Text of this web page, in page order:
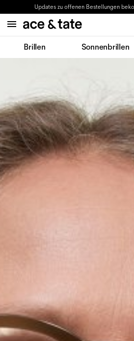
Updates zu offenen Bestellungen
Brillen Sonnenbrillen